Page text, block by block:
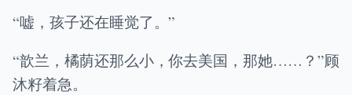
“嘘，孩子还在睡觉了。”
“歆兰，橘荫还那么小，你去美国，那她……？”顾
沐籽着急。